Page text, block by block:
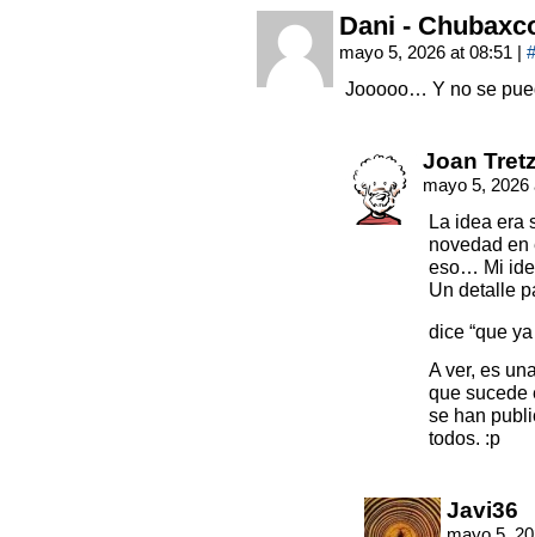
Dani -
mayo 5, 2026 at 08:51 | #
Jooooo… Y no se
Joan
mayo 5,
La idea era
novedad
eso… Mi
Un detalle
dice “que
A ver, es
que sucede
se han
todos. :p
Javi36